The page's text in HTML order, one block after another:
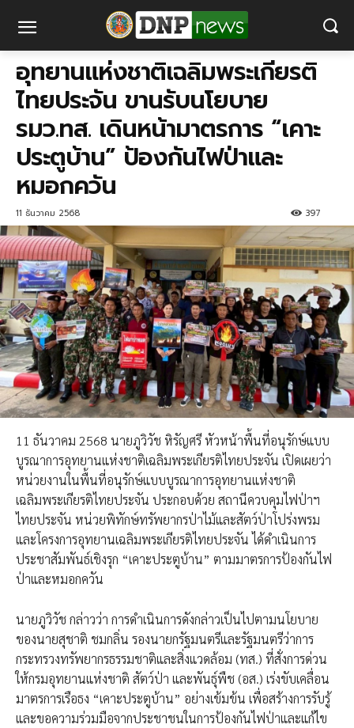
อุทยานแห่งชาติเฉลิมพระเกียรติ
ไทยประจัน ขานรับนโยบาย
รมว.ทส. เดินหน้ามาตรการ “เคาะ
ประตูบ้าน” ป้องกันไฟป่าและ
หมอกควัน
11 ธันวาคม 2568 397
11 ธันวาคม 2568 นายภูวิวัช หิรัญศรี หัวหน้าพื้นที่อนุรักษ์แบบ
บูรณาการอุทยานแห่งชาติเฉลิมพระเกียรติไทยประจัน เปิดเผยว่า
หน่วยงานในพื้นที่อนุรักษ์แบบบูรณาการอุทยานแห่งชาติ
เฉลิมพระเกียรติไทยประจัน ประกอบด้วย สถานีควบคุมไฟป่าฯ
ไทยประจัน หน่วยพิทักษ์ทรัพยากรป่าไม้และสัตว์ป่าโปร่งพรม
และโครงการอุทยานเฉลิมพระเกียรติไทยประจัน ได้ดำเนินการ
ประชาสัมพันธ์เชิงรุก “เคาะประตูบ้าน” ตามมาตรการป้องกันไฟ
ป่าและหมอกควัน
นายภูวิวัช กล่าวว่า การดำเนินการดังกล่าวเป็นไปตามนโยบาย
ของนายสุชาติ ชมกลิ่น รองนายกรัฐมนตรีและรัฐมนตรีว่าการ
กระทรวงทรัพยากรธรรมชาติและสิ่งแวดล้อม (ทส.) ที่สั่งการด่วน
ให้กรมอุทยานแห่งชาติ สัตว์ป่า และพันธุ์พืช (อส.) เร่งขับเคลื่อน
มาตรการเรือธง “เคาะประตูบ้าน” อย่างเข้มข้น เพื่อสร้างการรับรู้
และขอความร่วมมือจากประชาชนในการป้องกันไฟป่าและแก้ไข